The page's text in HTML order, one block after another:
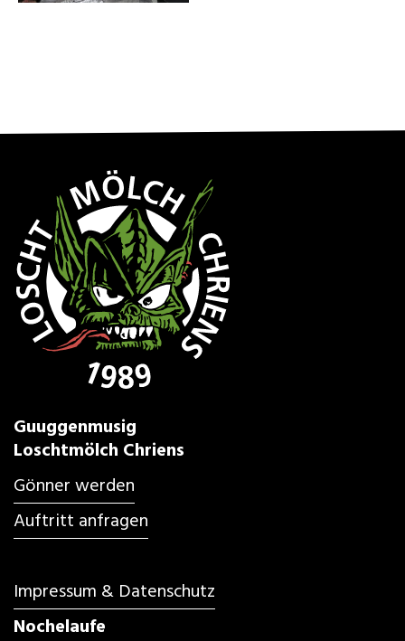
Guuggenmusig
Loschtmölch Chriens
Gönner werden
Auftritt anfragen
Impressum & Datenschutz
Nochelaufe